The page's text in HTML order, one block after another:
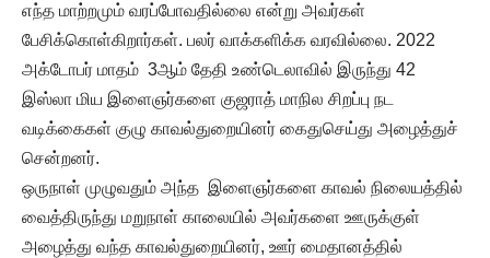
எந்த மாற்றமும் வரப்போவதில்லை என்று அவர்கள்
பேசிக்கொள்கிறார்கள். பலர் வாக்களிக்க வரவில்லை. 2022
அக்டோபர் மாதம் 3ஆம் தேதி உண்டெலாவில் இருந்து 42
இஸ்லா மிய இளைஞர்களை குஜராத் மாநில சிறப்பு நட
வடிக்கைகள் குழு காவல்துறையினர் கைதுசெய்து அழைத்துச்
சென்றனர்.
ஒருநாள் முழுவதும் அந்த இளைஞர்களை காவல் நிலையத்தில்
வைத்திருந்து மறுநாள் காலையில் அவர்களை ஊருக்குள்
அழைத்து வந்த காவல்துறையினர், ஊர் மைதானத்தில்